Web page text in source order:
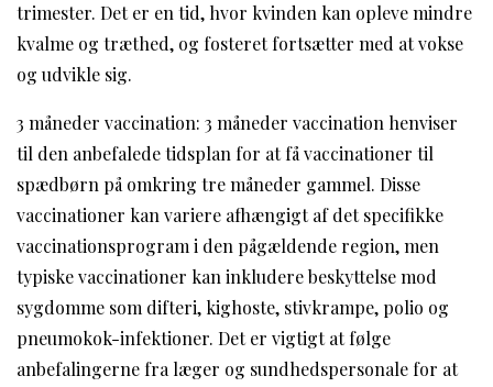
trimester. Det er en tid, hvor kvinden kan opleve mindre
kvalme og træthed, og fosteret fortsætter med at vokse
og udvikle sig.
3 måneder vaccination: 3 måneder vaccination henviser
til den anbefalede tidsplan for at få vaccinationer til
spædbørn på omkring tre måneder gammel. Disse
vaccinationer kan variere afhængigt af det specifikke
vaccinationsprogram i den pågældende region, men
typiske vaccinationer kan inkludere beskyttelse mod
sygdomme som difteri, kighoste, stivkrampe, polio og
pneumokok-infektioner. Det er vigtigt at følge
anbefalingerne fra læger og sundhedspersonale for at